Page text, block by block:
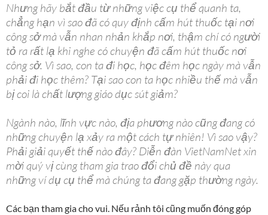
Nhưng hãy bắt đầu từ những việc cụ thể quanh ta,
chẳng hạn vì sao đã có quy định cấm hút thuốc tại nơi
công sở mà vẫn nhan nhản khắp nơi, thậm chí có người
tỏ ra rất lạ khi nghe có chuyện đã cấm hút thuốc nơi
công sở. Vì sao, con ta đi học, học đêm học ngày mà vẫn
phải đi học thêm? Tại sao con ta học nhiều thế mà vẫn
bị coi là chất lượng giáo dục sút giảm?
Ngành nào, lĩnh vực nào, địa phương nào cũng đang có
những chuyện lạ xảy ra một cách tự nhiên! Vì sao vậy?
Phải giải quyết thế nào đây? Diễn đàn VietNamNet xin
mời quý vị cùng tham gia trao đổi chủ đề này qua
những ví dụ cụ thể mà chúng ta đang gặp thường ngày.
Các bạn tham gia cho vui. Nếu rảnh tôi cũng muốn đóng góp